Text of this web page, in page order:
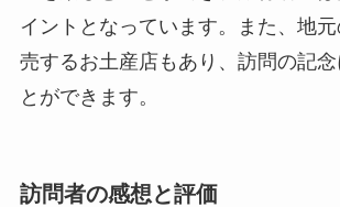
イントとなっています。また、地
売するお土産店もあり、訪問の記念
とができます。
訪問者の感想と評価